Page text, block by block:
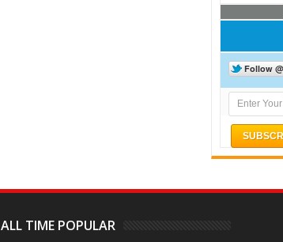
ALL TIME POPULAR